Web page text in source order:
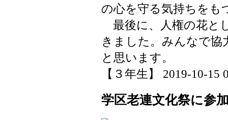
の心を守る気持ちをも
最後に、人権の花と
きました。みんなで
と思います。
【３年生】 2019-10-15
学区老連文化祭に参